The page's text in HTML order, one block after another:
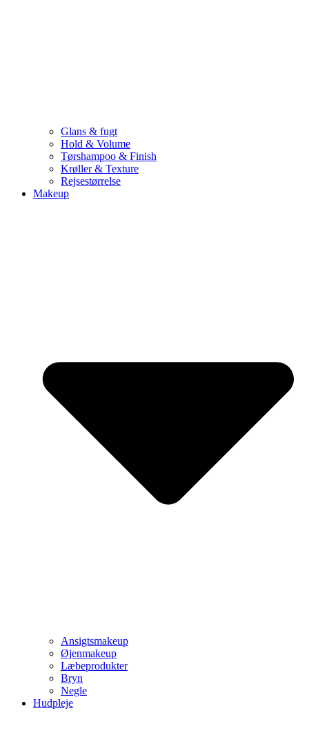
Glans & fugt
Hold & Volume
Tørshampoo & Finish
Krøller & Texture
Rejsestørrelse
Makeup
Ansigtsmakeup
Øjenmakeup
Læbeprodukter
Bryn
Negle
Hudpleje